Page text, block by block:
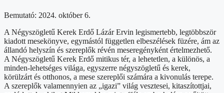
Bemutató: 2024. október 6.
A Négyszögletű Kerek Erdő Lázár Ervin legismertebb, legtöbbször
kiadott mesekönyve, egymástól független elbeszélések füzére, ám az
állandó helyszín és szereplők révén meseregényként értelmezhető.
A Négyszögletű Kerek Erdő mitikus tér, a lehetetlen, a különös, a
minden-lehetséges világa, egyszerre négyszögletű és kerek,
körülzárt és otthonos, a mese szereplői számára a kivonulás terepe.
A szereplők valamennyien az „igazi” világ vesztesei, kitaszítottjai,